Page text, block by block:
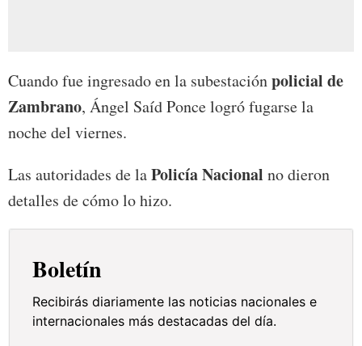
Cuando fue ingresado en la subestaciónpolicial de
Zambrano, Ángel Saíd Ponce logró fugarse la
noche del viernes.
Las autoridades de laPolicía Nacional no dieron
detalles de cómo lo hizo.
Boletín
Recibirás diariamente las noticias nacionales e
internacionales más destacadas del día.